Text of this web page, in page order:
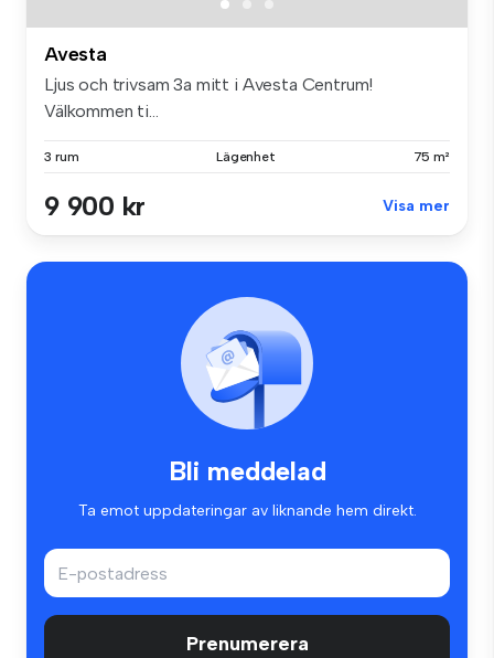
Avesta
Ljus och trivsam 3a mitt i Avesta Centrum!
Välkommen ti...
3 rum Lägenhet 75 m²
9 900 kr Visa mer
Bli meddelad
Ta emot uppdateringar av liknande hem direkt.
Prenumerera